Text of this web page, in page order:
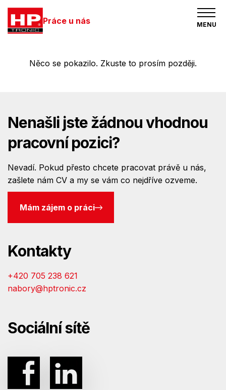
Práce u nás MENU
Něco se pokazilo. Zkuste to prosím později.
Nenašli jste žádnou vhodnou
pracovní pozici?
Nevadí. Pokud přesto chcete pracovat právě u nás,
zašlete nám CV a my se vám co nejdříve ozveme.
Mám zájem o práci
Kontakty
+420 705 238 621
nabory@hptronic.cz
Sociální sítě